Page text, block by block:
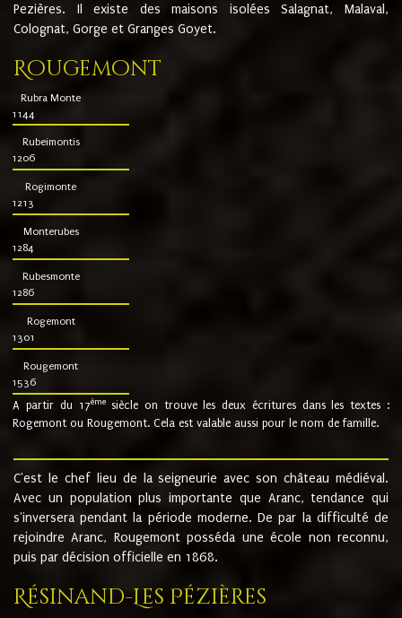
Pezières. Il existe des maisons isolées Salagnat, Malaval,
Colognat, Gorge et Granges Goyet.
Rougemont
Rubra Monte
1144
Rubeimontis
1206
Rogimonte
1213
Monterubes
1284
Rubesmonte
1286
Rogemont
1301
Rougemont
1536
A partir du 17ème siècle on trouve les deux écritures dans les textes :
Rogemont ou Rougemont. Cela est valable aussi pour le nom de famille.
C'est le chef lieu de la seigneurie avec son château médiéval.
Avec un population plus importante que Aranc, tendance qui
s'inversera pendant la période moderne. De par la difficulté de
rejoindre Aranc, Rougemont posséda une école non reconnu,
puis par décision officielle en 1868.
Résinand-Les Pézières